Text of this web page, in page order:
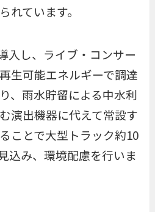
れています。
入し、ライブ・コンサー
生可能エネルギーで調達
、雨水貯留による中水利
演出機器に代えて常設す
ことで大型トラック約10
込み、環境配慮を行いま